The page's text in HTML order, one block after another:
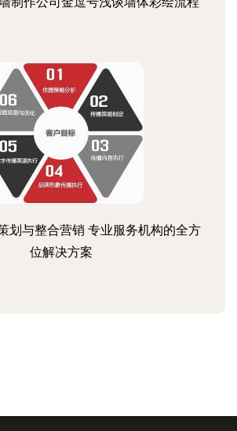
划与整合营销 专业服务机构的全方
位解决方案